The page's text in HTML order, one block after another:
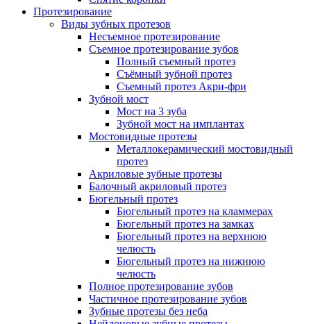
Протезирование
Виды зубных протезов
Несъемное протезирование
Съемное протезирование зубов
Полный съемный протез
Съёмный зубной протез
Съемный протез Акри-фри
Зубной мост
Мост на 3 зуба
Зубной мост на имплантах
Мостовидные протезы
Металлокерамический мостовидный
протез
Акриловые зубные протезы
Балочный акриловый протез
Бюгельный протез
Бюгельный протез на кламмерах
Бюгельный протез на замках
Бюгельный протез на верхнюю
челюсть
Бюгельный протез на нижнюю
челюсть
Полное протезирование зубов
Частичное протезирование зубов
Зубные протезы без неба